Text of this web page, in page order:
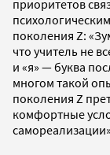
приоритетов
поколения Z:
что учитель не
и «я» — буква
многом такой
поколения Z
комфортные